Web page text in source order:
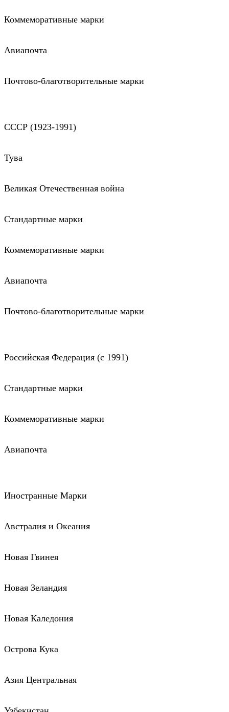
Коммеморативные марки
Авиапочта
Почтово-благотворительные марки
СССР (1923-1991)
Тува
Великая Отечественная война
Стандартные марки
Коммеморативные марки
Авиапочта
Почтово-благотворительные марки
Российская Федерация (c 1991)
Стандартные марки
Коммеморативные марки
Авиапочта
Иностранные Марки
Австралия и Океания
Новая Гвинея
Новая Зеландия
Новая Каледония
Острова Кука
Азия Центральная